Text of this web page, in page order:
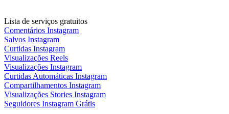
Lista de serviços gratuitos
Comentários Instagram
Salvos Instagram
Curtidas Instagram
Visualizações Reels
Visualizações Instagram
Curtidas Automáticas Instagram
Compartilhamentos Instagram
Visualizações Stories Instagram
Seguidores Instagram Grátis